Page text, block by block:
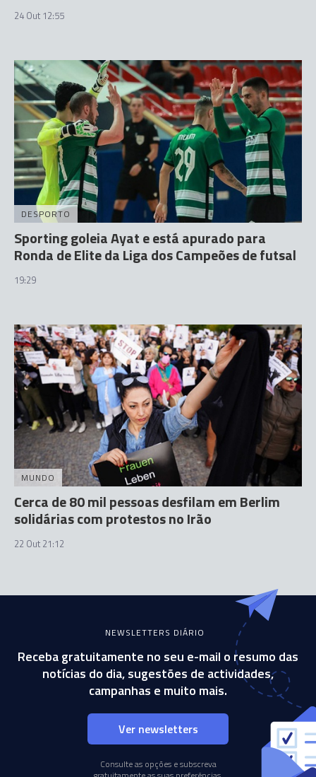
24 Out 12:55
DESPORTO
Sporting goleia Ayat e está apurado para
Ronda de Elite da Liga dos Campeões de futsal
19:29
MUNDO
Cerca de 80 mil pessoas desfilam em Berlim
solidárias com protestos no Irão
22 Out 21:12
NEWSLETTERS DIÁRIO
Receba gratuitamente no seu e-mail o resumo das
notícias do dia, sugestões de actividades,
campanhas e muito mais.
Ver newsletters
Consulte as opções e subscreva